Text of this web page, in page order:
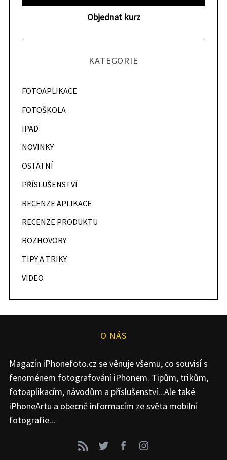
Objednat kurz
KATEGORIE
FOTOAPLIKACE
FOTOŠKOLA
IPAD
NOVINKY
OSTATNÍ
PŘÍSLUŠENSTVÍ
RECENZE APLIKACE
RECENZE PRODUKTU
ROZHOVORY
TIPY A TRIKY
VIDEO
O NÁS
Magazín iPhonefoto.cz se věnuje všemu, co souvisí s
fenoménem fotografování iPhonem. Tipům, trikům,
fotoaplikacím, návodům a příslušenství...Ale také
iPhoneArtu a obecně informacím ze světa mobilní
fotografie...
r
f